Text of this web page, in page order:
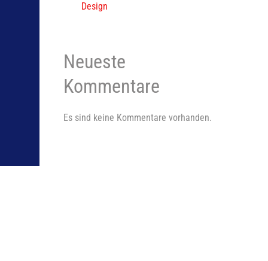
Design
Neueste
Kommentare
Es sind keine Kommentare vorhanden.